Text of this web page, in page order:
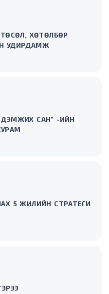
ХӨТӨЛБӨР
УДИРДАМЖ
САН” -ИЙН
5 ЖИЛИЙН СТРАТЕГИ